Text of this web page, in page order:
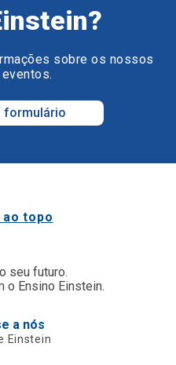
sobre os nossos
formulário
topo
seu futuro.
o Ensino Einstein.
a nós
Einstein